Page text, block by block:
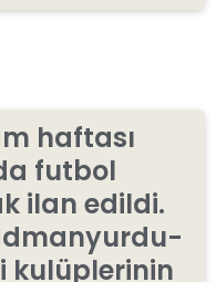
haftası
futbol
ilan edildi.
kulüplerinin